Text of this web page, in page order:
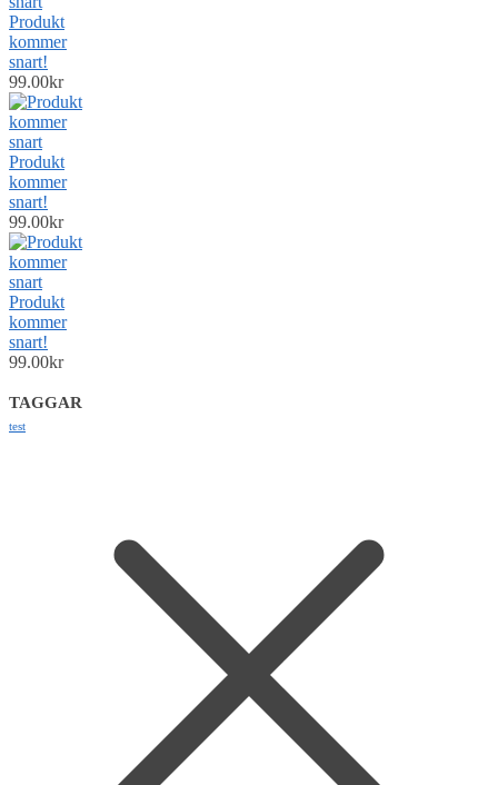
Produkt
kommer
snart!
99.00kr
Produkt
kommer
snart!
99.00kr
Produkt
kommer
snart!
99.00kr
TAGGAR
test